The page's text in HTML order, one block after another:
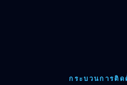
กระบวนการติด